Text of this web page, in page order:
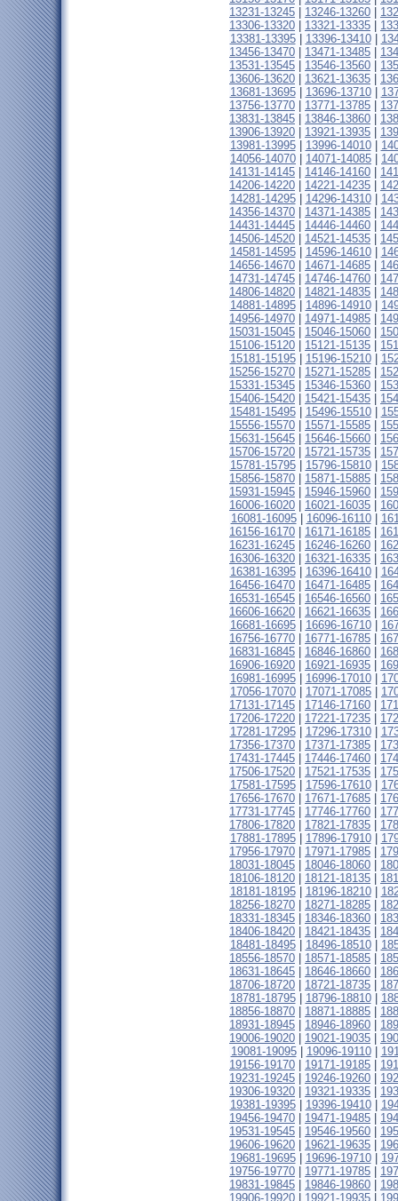
13231-13245
13246-13260
13306-13320
13321-13335
13381-13395| 13396-13410|
13456-13470
13471-13485
13531-13545
13546-13560
13606-13620
13621-13635
13681-13695| 13696-13710|
13756-13770
13771-13785
13831-13845
13846-13860
13906-13920
13921-13935
13981-13995| 13996-14010|
14056-14070
14071-14085
14131-14145
14146-14160
14206-14220
14221-14235
14281-14295| 14296-14310|
14356-14370
14371-14385
14431-14445
14446-14460
14506-14520
14521-14535
14581-14595| 14596-14610|
14656-14670
14671-14685
14731-14745
14746-14760
14806-14820
14821-14835
14881-14895| 14896-14910|
14956-14970
14971-14985
15031-15045
15046-15060
15106-15120
15121-15135
15181-15195| 15196-15210|
15256-15270
15271-15285
15331-15345
15346-15360
15406-15420
15421-15435
15481-15495| 15496-15510|
15556-15570
15571-15585
15631-15645
15646-15660
15706-15720
15721-15735
15781-15795| 15796-15810|
15856-15870
15871-15885
15931-15945
15946-15960
16006-16020
16021-16035
16081-16095| 16096-16110|
16156-16170
16171-16185
16231-16245
16246-16260
16306-16320
16321-16335
16381-16395| 16396-16410|
16456-16470
16471-16485
16531-16545
16546-16560
16606-16620
16621-16635
16681-16695| 16696-16710|
16756-16770
16771-16785
16831-16845
16846-16860
16906-16920
16921-16935
16981-16995| 16996-17010|
17056-17070
17071-17085
17131-17145
17146-17160
17206-17220
17221-17235
17281-17295| 17296-17310|
17356-17370
17371-17385
17431-17445
17446-17460
17506-17520
17521-17535
17581-17595| 17596-17610|
17656-17670
17671-17685
17731-17745
17746-17760
17806-17820
17821-17835
17881-17895| 17896-17910|
17956-17970
17971-17985
18031-18045
18046-18060
18106-18120
18121-18135
18181-18195| 18196-18210|
18256-18270
18271-18285
18331-18345
18346-18360
18406-18420
18421-18435
18481-18495| 18496-18510|
18556-18570
18571-18585
18631-18645
18646-18660
18706-18720
18721-18735
18781-18795| 18796-18810|
18856-18870
18871-18885
18931-18945
18946-18960
19006-19020
19021-19035
19081-19095| 19096-19110|
19156-19170
19171-19185
19231-19245
19246-19260
19306-19320
19321-19335
19381-19395| 19396-19410|
19456-19470
19471-19485
19531-19545
19546-19560
19606-19620
19621-19635
19681-19695| 19696-19710|
19756-19770
19771-19785
19831-19845
19846-19860
19906-19920
19921-19935